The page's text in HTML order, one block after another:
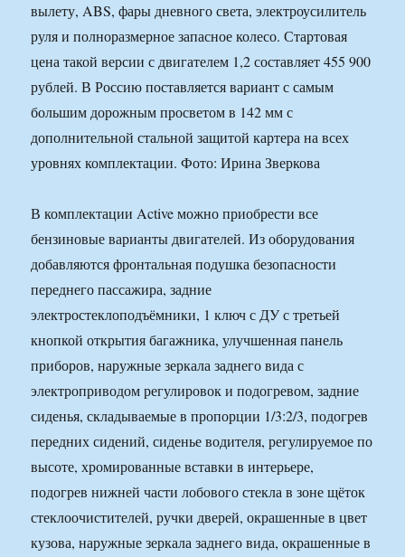
вылету, ABS, фары дневного света, электроусилитель
руля и полноразмерное запасное колесо. Стартовая
цена такой версии с двигателем 1,2 составляет 455 900
рублей. В Россию поставляется вариант с самым
большим дорожным просветом в 142 мм с
дополнительной стальной защитой картера на всех
уровнях комплектации. Фото: Ирина Зверкова
В комплектации Active можно приобрести все
бензиновые варианты двигателей. Из оборудования
добавляются фронтальная подушка безопасности
переднего пассажира, задние
электростеклоподъёмники, 1 ключ с ДУ с третьей
кнопкой открытия багажника, улучшенная панель
приборов, наружные зеркала заднего вида с
электроприводом регулировок и подогревом, задние
сиденья, складываемые в пропорции 1/3:2/3, подогрев
передних сидений, сиденье водителя, регулируемое по
высоте, хромированные вставки в интерьере,
подогрев нижней части лобового стекла в зоне щёток
стеклоочистителей, ручки дверей, окрашенные в цвет
кузова, наружные зеркала заднего вида, окрашенные в